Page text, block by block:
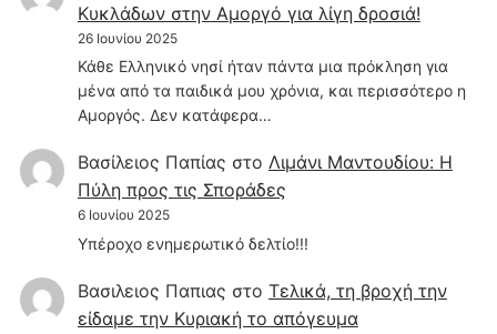
Κυκλάδων στην Αμοργό για λίγη δροσιά!
26 Ιουνίου 2025
Κάθε Ελληνικό νησί ήταν πάντα μια πρόκληση για
μένα από τα παιδικά μου χρόνια, και περισσότερο η
Αμοργός. Δεν κατάφερα…
Βασίλειος Παπίας στο Λιμάνι Μαντουδίου: Η
Πύλη προς τις Σποράδες
6 Ιουνίου 2025
Υπέροχο ενημερωτικό δελτίο!!!
Βασιλειος Παπιας στο Τελικά, τη βροχή την
είδαμε την Κυριακή το απόγευμα